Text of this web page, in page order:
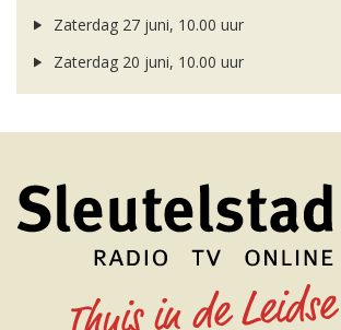
Zaterdag 27 juni, 10.00 uur
Zaterdag 20 juni, 10.00 uur